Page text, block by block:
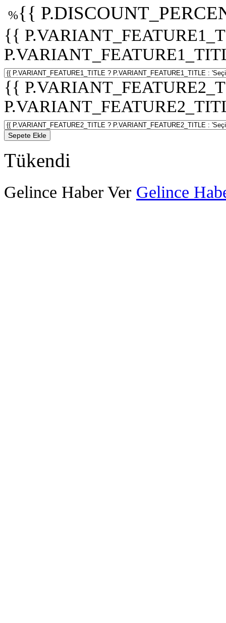
%{{
{{
{{
Sepete Ekle
Tükendi
Gelince Haber Ver Gelince